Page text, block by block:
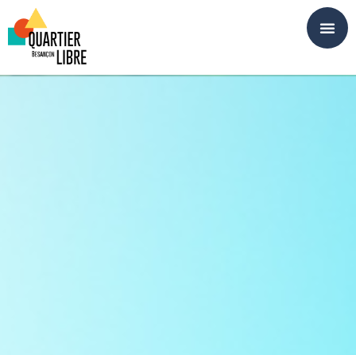
Panneau de gestion des cookies